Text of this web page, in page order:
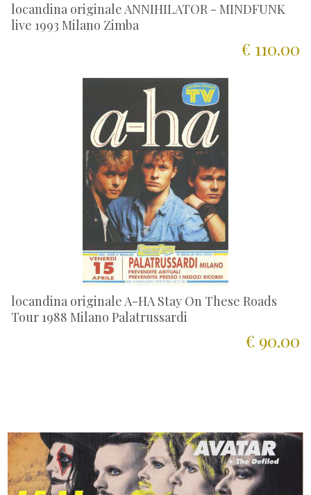
locandina originale ANNIHILATOR - MINDFUNK
live 1993 Milano Zimba
€ 110.00
locandina originale A-HA Stay On These Roads
Tour 1988 Milano Palatrussardi
€ 90.00